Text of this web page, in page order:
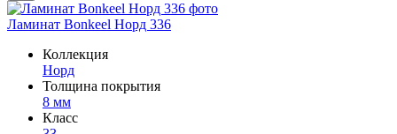
Ламинат Bonkeel Норд 336
Коллекция
Норд
Толщина покрытия
8 мм
Класс